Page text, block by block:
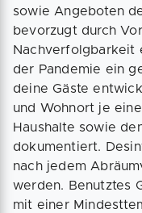
sowie Angeboten
bevorzugt durch
Nachverfolgbarkeit
der Pandemie ein
deine Gäste
und Wohnort je
Haushalte sowie
dokumentiert.
nach jedem
werden. Benutztes
mit einer